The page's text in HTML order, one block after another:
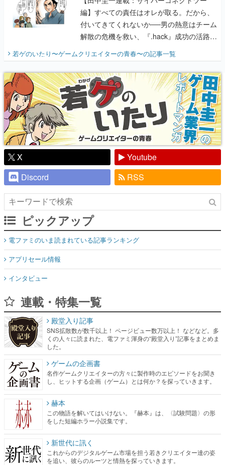
編】すべての責任はオレが取る。だから、
付いてきてくれないか──男の熱意はチーム
解散の危機を救い、『.hack』成功の活路を
『少年ジャンプ』色だった【若ゲのいた
り】
若ゲのいたり〜ゲームクリエイターの青春〜の記事一覧
X
Youtube
Discord
RSS
ピックアップ
電ファミのいま読まれている記事ランキング
アプリセール情報
インタビュー
連載・特集一覧
殿堂入り記事
SNS拡散数が数千以上！ ページビュー数万以上！ などなど。多
くの人々に読まれた、電ファミ渾身の“殿堂入り”記事をまとめま
した。
ゲームの企画書
名作ゲームクリエイターの方々に製作時のエピソードをお聞き
し、ヒットする企画（ゲーム）とは何か？を探っていきます。
赫本
この物語を解いてはいけない。『赫本』は、〈試験問題〉の形
をした短編ホラー小説集です。
新世代に訊く
これからのデジタルゲーム市場を担う若きクリエイター達の姿
を追い、彼らのルーツと情熱を探っていきます。